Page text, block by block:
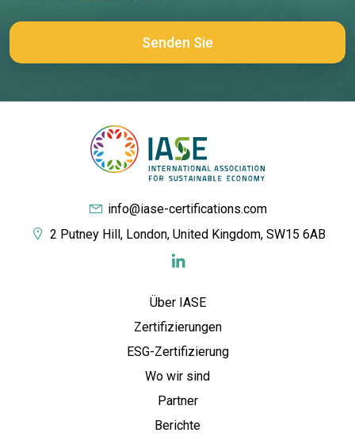
info@iase-certifications.com
2 Putney Hill, London, United Kingdom, SW15 6AB
Über IASE
Zertifizierungen
ESG-Zertifizierung
Wo wir sind
Partner
Berichte